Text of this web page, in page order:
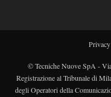
© Tecniche Nuove SpA -
Registrazione al Tribunale di
degli Operatori della